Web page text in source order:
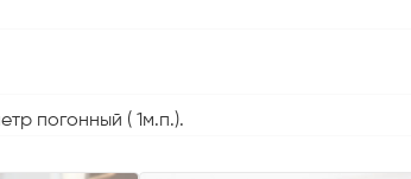
погонный ( 1м.п.).